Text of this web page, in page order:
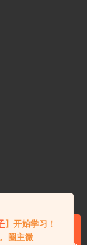
】开始学习！
圈主微